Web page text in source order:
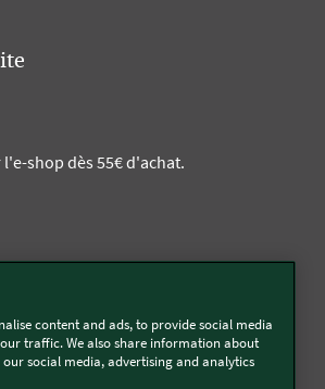
shop dès 55€ d'achat.
content and ads, to provide social media
traffic. We also share information about
social media, advertising and analytics